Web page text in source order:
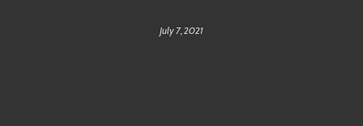
July 7, 2021